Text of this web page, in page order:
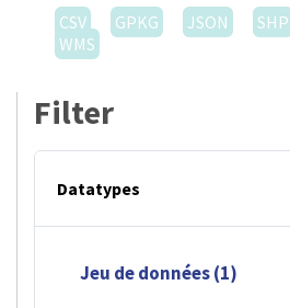
CSV
GPKG JSON SHP
WMS
Filter
Datatypes
Jeu de données (1)